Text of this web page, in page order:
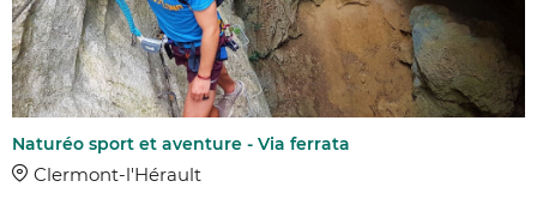
Naturéo sport et aventure - Via ferrata
Clermont-l'Hérault